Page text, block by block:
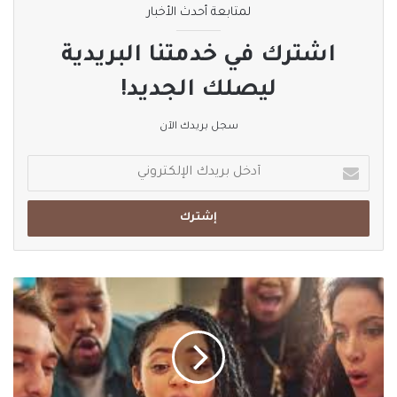
لمتابعة أحدث الأخبار
اشترك في خدمتنا البريدية
ليصلك الجديد!
سجل بريدك الآن
بريدك
الإلكتروني
كعكة
عيد
الميلاد
تحتوي